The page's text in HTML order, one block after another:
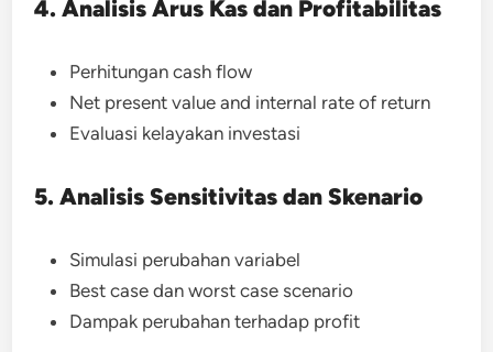
4. Analisis Arus Kas dan Profitabilitas
Perhitungan cash flow
Net present value and internal rate of return
Evaluasi kelayakan investasi
5. Analisis Sensitivitas dan Skenario
Simulasi perubahan variabel
Best case dan worst case scenario
Dampak perubahan terhadap profit